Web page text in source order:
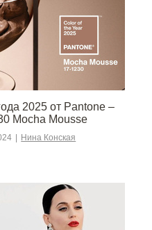
2025 от Pantone –
Mocha Mousse
Нина Конская